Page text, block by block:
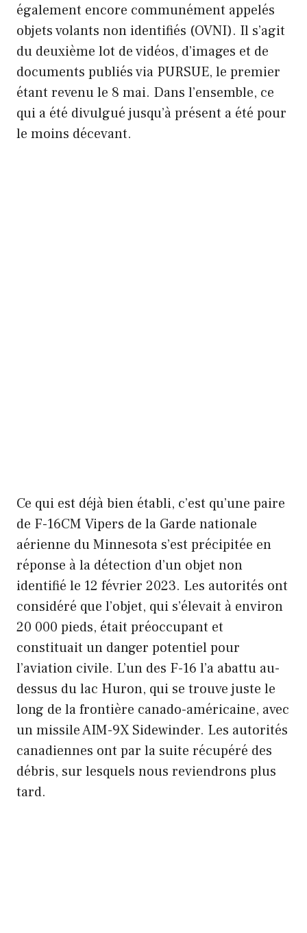
également encore communément appelés
objets volants non identifiés (OVNI). Il s’agit
du deuxième lot de vidéos, d’images et de
documents publiés via PURSUE, le premier
étant revenu le 8 mai. Dans l’ensemble, ce
qui a été divulgué jusqu’à présent a été pour
le moins décevant.
Ce qui est déjà bien établi, c’est qu’une paire
de F-16CM Vipers de la Garde nationale
aérienne du Minnesota s’est précipitée en
réponse à la détection d’un objet non
identifié le 12 février 2023. Les autorités ont
considéré que l’objet, qui s’élevait à environ
20 000 pieds, était préoccupant et
constituait un danger potentiel pour
l’aviation civile. L’un des F-16 l’a abattu au-
dessus du lac Huron, qui se trouve juste le
long de la frontière canado-américaine, avec
un missile AIM-9X Sidewinder. Les autorités
canadiennes ont par la suite récupéré des
débris, sur lesquels nous reviendrons plus
tard.